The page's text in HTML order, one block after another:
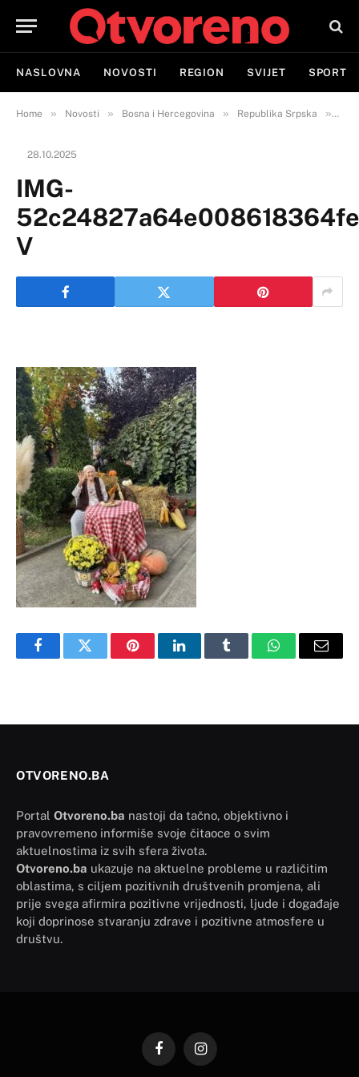
NASLOVNA NOVOSTI REGION SVIJET SPORT
Home » Novosti » Bosna i Hercegovina » Republika Srpska »
28.10.2025
IMG-
V
FacebookTwitter PinterestLinkedInTumblr WhatsAppEmail
OTVORENO.BA
Portal Otvoreno.ba nastoji da tačno, objektivno i
pravovremeno informiše svoje čitaoce o svim
aktuelnostima iz svih sfera života.
Otvoreno.ba ukazuje na aktuelne probleme u različitim
oblastima, s ciljem pozitivnih društvenih promjena, ali
prije svega afirmira pozitivne vrijednosti, ljude i događaje
koji doprinose stvaranju zdrave i pozitivne atmosfere u
društvu.
FacebookInstagram